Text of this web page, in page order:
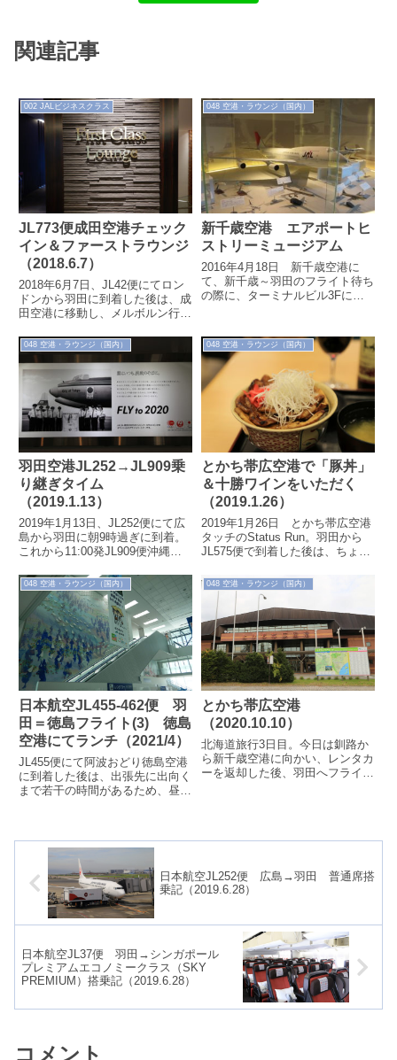
関連記事
002 JALビジネスクラス
JL773便成田空港チェック
イン＆ファーストラウンジ
（2018.6.7）
2018年6月7日、JL42便にてロン
ドンから羽田に到着した後は、成
田空港に移動し、メルボルン行
ストラウンジでくつろぎます。
048 空港・ラウンジ（国内）
新千歳空港 エアポートヒ
ストリーミュージアム
2016年4月18日 新千歳空港に
て、新千歳～羽田のフライト待ち
の際に、ターミナルビル3Fにあ
所要時...
048 空港・ラウンジ（国内）
羽田空港JL252→JL909乗
り継ぎタイム
（2019.1.13）
2019年1月13日、JL252便にて広
島から羽田に朝9時過ぎに到着。
これから11:00発JL909便沖縄行
時間を利用して、ラウン...
048 空港・ラウンジ（国内）
とかち帯広空港で「豚丼」
＆十勝ワインをいただく
（2019.1.26）
2019年1月26日 とかち帯広空港
タッチのStatus Run。羽田から
JL575便で到着した後は、ちょっ
丼」を空港内レストランで...
048 空港・ラウンジ（国内）
日本航空JL455-462便 羽
田＝徳島フライト(3) 徳島
空港にてランチ（2021/4）
JL455便にて阿波おどり徳島空港
に到着した後は、出張先に出向く
まで若干の時間があるため、昼食
048 空港・ラウンジ（国内）
とかち帯広空港
（2020.10.10）
北海道旅行3日目。今日は釧路か
ら新千歳空港に向かい、レンタカ
ーを返却した後、羽田へフライト
日本航空JL252便 広島→羽田 普通席搭
乗記（2019.6.28）
日本航空JL37便 羽田→シンガポール
プレミアムエコノミークラス（SKY
PREMIUM）搭乗記（2019.6.28）
コメント